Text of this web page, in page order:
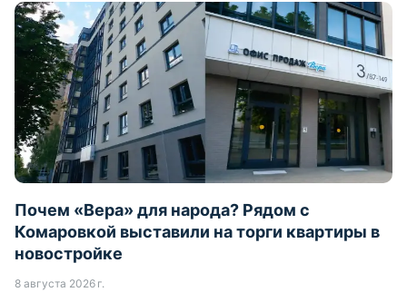
Почем «Вера» для народа? Рядом с
Комаровкой выставили на торги квартиры в
новостройке
8 августа 2026 г.